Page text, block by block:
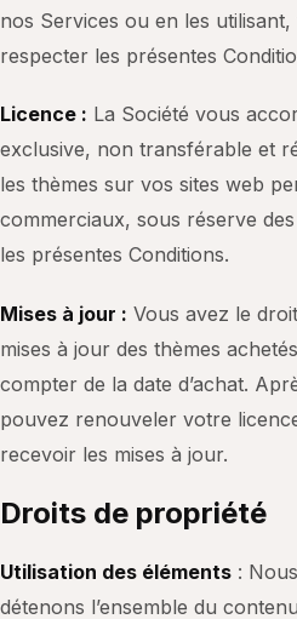
nos Services ou en les
respecter les présentes
Licence : La Société vous
exclusive, non transférable et
les thèmes sur vos sites web
commerciaux, sous réserve
les présentes Conditions.
Mises à jour : Vous avez le
mises à jour des thèmes
compter de la date d’achat.
pouvez renouveler votre
recevoir les mises à jour.
Droits de propriété
Utilisation des éléments :
détenons l’ensemble du